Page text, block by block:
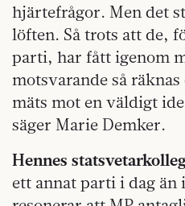
hjärtefrågor. Men det
löften. Så trots att de,
parti, har fått igenom
motsvarande så
mäts mot en väldigt
säger Marie Demker.
Hennes
ett annat parti i dag än